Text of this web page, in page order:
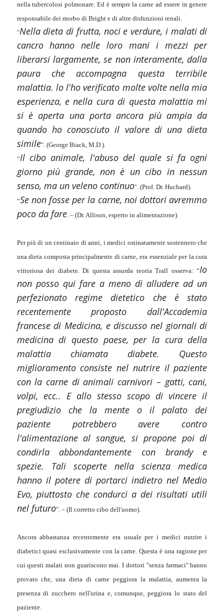
nella tubercolosi polmonare. Ed è sempre la carne ad essere in genere
responsabile dei morbo di Bright e di altre disfunzioni renali.
"Nella dieta di frutta, noci e verdure, i malati di
cancro hanno nelle loro mani i mezzi per
liberarsi largamente, se non interamente, dalla
paura che accompagna questa terribile
malattia. lo l'ho verificato molte volte nella mia
esperienza, e nella cura di questa malattia mi
si è aperta una porta ancora più ampia da
quando ho conosciuto il valore di una dieta
simile". (George Biack, M.D.).
“Il cibo animale, l'abuso del quale si fa ogni
giorno più grande, non è un cibo in nessun
senso, ma un veleno continuo". (Prof. Dr. Huchard).
“Se non fosse per la carne, noi dottori avremmo
poco da fare. – (Dr. Allison, esperto in alimentazione).
Per più di un centinaio di anni, i medici ostinatamente sostennero che
una dieta composta principalmente di carne, era essenziale per la cura
vittoriosa dei diabete. Di questa assurda teoria Trall osserva: “Io
non posso qui fare a meno di alludere ad un
perfezionato regime dietetico che è stato
recentemente proposto dall'Accademia
francese di Medicina, e discusso nel giornali di
medicina di questo paese, per la cura della
malattia chiamata diabete. Questo
miglioramento consiste nel nutrire il paziente
con la carne di animali carnivori – gatti, cani,
volpi, ecc.. E allo stesso scopo di vincere il
pregiudizio che la mente o il palato dei
paziente potrebbero avere contro
l'alimentazione al sangue, si propone poi di
condirla abbondantemente con brandy e
spezie. Tali scoperte nella scienza medica
hanno il potere di portarci indietro nel Medio
Evo, piuttosto che condurci a dei risultati utili
nel futuro". – (Il corretto cibo dell'uomo).
Ancora abbastanza recentemente era usuale per i medici nutrire i
diabetici quasi esclusivamente con la carne. Questa è una ragione per
cui questi malati non guariscono mai. I dottori "senza farmaci" hanno
provato che, una dieta di carne peggiora la malattia, aumenta la
presenza di zucchero nell'urina e, comunque, peggiora lo stato del
paziente.